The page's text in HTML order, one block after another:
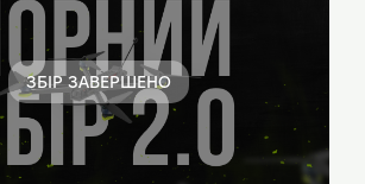
ЗБІР ЗАВЕРШЕНО